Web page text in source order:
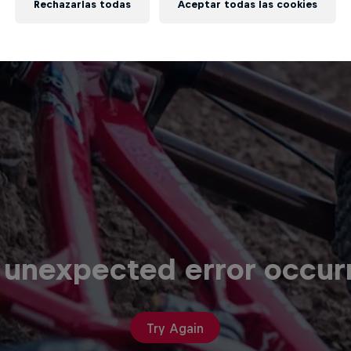
error
Try Again
Rechazarlas todas Aceptar todas las cookies